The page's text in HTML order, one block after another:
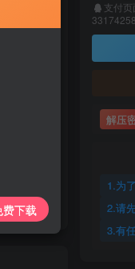
支付
解压
1.为
2.请
3.有
下载